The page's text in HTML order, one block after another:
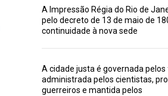
A Impressão Régia do Rio de
pelo decreto de 13 de maio de
continuidade à nova sede
A cidade justa é governada
administrada pelos cientistas,
guerreiros e mantida pelos